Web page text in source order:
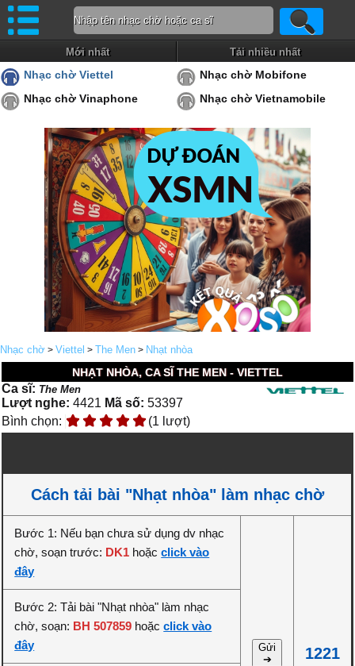
Mới nhất Tải nhiều nhất
Nhạc chờ Viettel
Nhạc chờ Mobifone
Nhạc chờ Vinaphone
Nhạc chờ Vietnamobile
Nhạc chờ > Viettel > The Men > Nhạt nhòa
NHẠT NHÒA, CA SĨ THE MEN - VIETTEL
Ca sĩ: The Men
Lượt nghe: 4421 Mã số: 53397
Bình chọn:
(1 lượt)
Cách tải bài "Nhạt nhòa" làm nhạc chờ
Bước 1: Nếu bạn chưa sử dụng dv nhạc
chờ, soạn trước: DK1 hoặcclick vào
đây
Gửi
➔
1221
Bước 2: Tải bài "Nhạt nhòa" làm nhạc
chờ, soạn: BH 507859 hoặcclick vào
đây